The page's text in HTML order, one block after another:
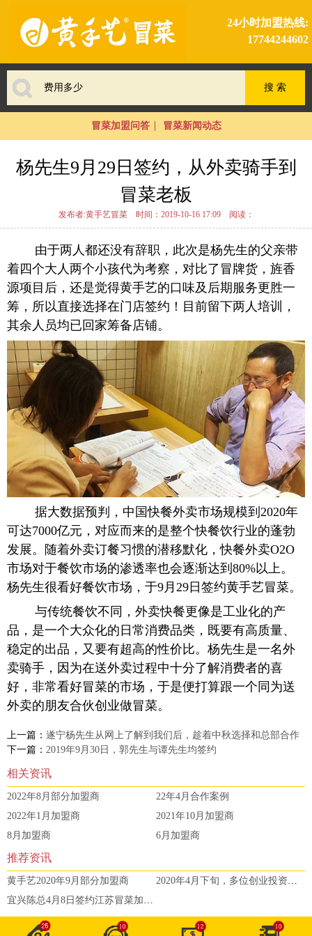
24小时加盟热线:
17744244602
冒菜加盟问答 冒菜新闻动态
杨先生9月29日签约，从外卖骑手到
冒菜老板
发布者:黄手艺冒菜 时间：2019-10-16 17:09 阅读：
由于两人都还没有辞职，此次是杨先生的父亲带
着四个大人两个小孩代为考察，对比了冒牌货，旌香
源项目后，还是觉得黄手艺的口味及后期服务更胜一
筹，所以直接选择在门店签约！目前留下两人培训，
其余人员均已回家筹备店铺。
据大数据预判，中国快餐外卖市场规模到2020年
可达7000亿元，对应而来的是整个快餐饮行业的蓬勃
发展。随着外卖订餐习惯的潜移默化，快餐外卖O2O
市场对于餐饮市场的渗透率也会逐渐达到80%以上。
杨先生很看好餐饮市场，于9月29日签约黄手艺冒菜。
与传统餐饮不同，外卖快餐更像是工业化的产
品，是一个大众化的日常消费品类，既要有高质量、
稳定的出品，又要有超高的性价比。杨先生是一名外
卖骑手，因为在送外卖过程中十分了解消费者的喜
好，非常看好冒菜的市场，于是便打算跟一个同为送
外卖的朋友合伙创业做冒菜。
上一篇： 遂宁杨先生从网上了解到我们后，趁着中秋选择和总部合作
下一篇： 2019年9月30日，郭先生与谭先生均签约
相关资讯
2022年8月部分加盟商
22年4月合作案例
2022年1月加盟商
2021年10月加盟商
8月加盟商
6月加盟商
推荐资讯
黄手艺2020年9月部分加盟商
2020年4月下旬，多位创业投资者选择加盟
宜兴陈总4月8日签约江苏冒菜加盟，来自1800公里外的信任